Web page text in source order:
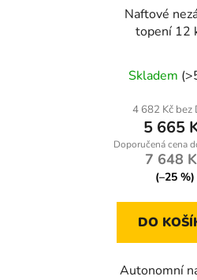
Naftové
topení 12
Bluetooth –
ONDRAGON
Skladem
4 682 Kč bez
5 665
7 648
(–25 %)
DO
Autonomní